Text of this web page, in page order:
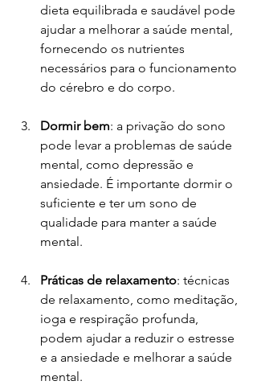
dieta equilibrada e saudável pode
ajudar a melhorar a saúde mental,
fornecendo os nutrientes
necessários para o funcionamento
do cérebro e do corpo.
Dormir bem: a privação do sono
pode levar a problemas de saúde
mental, como depressão e
ansiedade. É importante dormir o
suficiente e ter um sono de
qualidade para manter a saúde
mental.
Práticas de relaxamento: técnicas
de relaxamento, como meditação,
ioga e respiração profunda,
podem ajudar a reduzir o estresse
e a ansiedade e melhorar a saúde
mental.